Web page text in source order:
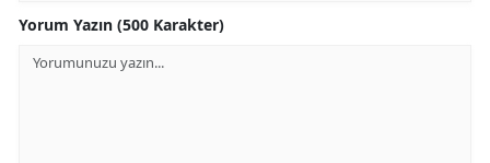
Yorum Yazın (500 Karakter)